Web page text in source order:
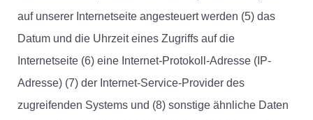
auf unserer Internetseite angesteuert werden (5) das
Datum und die Uhrzeit eines Zugriffs auf die
Internetseite (6) eine Internet-Protokoll-Adresse (IP-
Adresse) (7) der Internet-Service-Provider des
zugreifenden Systems und (8) sonstige ähnliche Daten